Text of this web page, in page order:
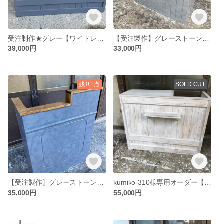
39,000円
33,000円
残り1点
35,000円
SOLD OUT
55,000円